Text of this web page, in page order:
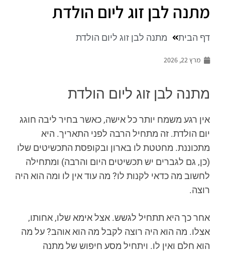
מתנה לבן זוג ליום הולדת
דף הבית מתנה לבן זוג ליום הולדת
מרץ 22, 2026
מתנה לבן זוג ליום הולדת
אין רגע משמח יותר כל אישה, כאשר בחיר ליבה חוגג
יום הולדת. זה מתחיל הרבה לפני התאריך. היא
מתכוננת. מחטטת לו בארון ובקופסת התכשיטים שלו
(כן, גם לגברים יש תכשיטים היום והרבה) ומתחילה
לחשוב מה כדאי לקנות לו? מה עוד אין לו ומה הוא היה
רוצה.
אחר כך היא תתחיל לגשש. אצל אימא שלו, אחותו,
אצלו. מה הוא היה רוצה לקבל מה הוא אוהב? על מה
הוא חלם ואין לו. ויתחיל מסע חיפוש של מתנה